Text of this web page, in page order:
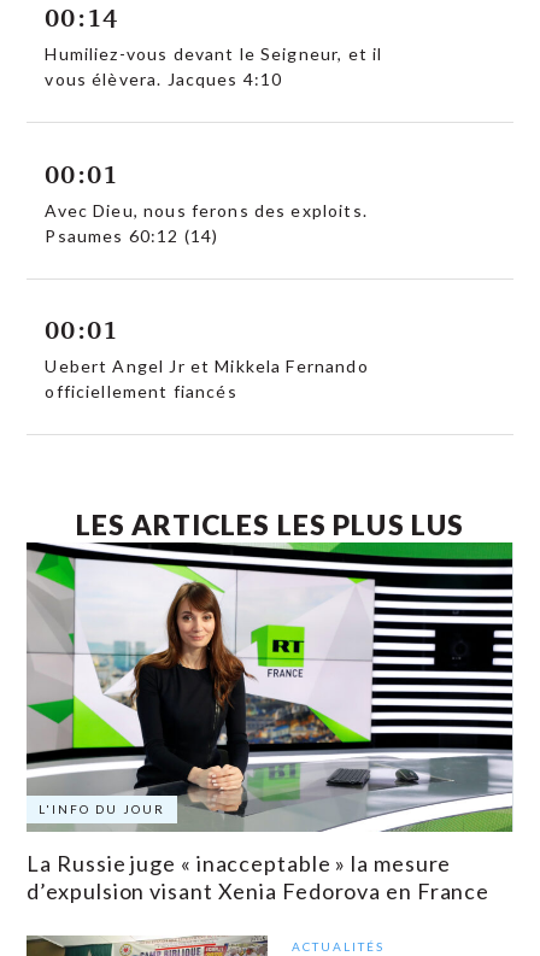
00:14
Humiliez-vous devant le Seigneur, et il
vous élèvera. Jacques 4:10
00:01
Avec Dieu, nous ferons des exploits.
Psaumes 60:12 (14)
00:01
Uebert Angel Jr et Mikkela Fernando
officiellement fiancés
LES ARTICLES LES PLUS LUS
L'INFO DU JOUR
La Russie juge « inacceptable » la mesure
d’expulsion visant Xenia Fedorova en France
ACTUALITÉS